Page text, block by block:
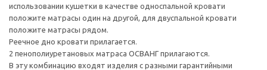
использовании кушетки в качестве односпальной кровати
положите матрасы один на другой, для двуспальной кровати
положите матрасы рядом.
Реечное дно кровати прилагается.
2 пенополиуретановых матраса ОСВАНГ прилагаются.
В эту комбинацию входят изделия с разными гарантийными